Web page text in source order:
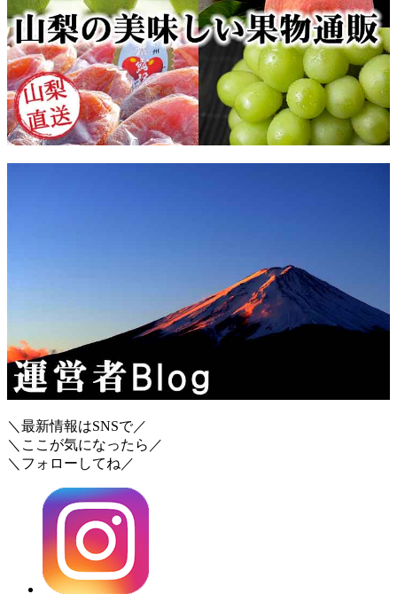
＼最新情報はSNSで／
＼ここが気になったら／
＼フォローしてね／